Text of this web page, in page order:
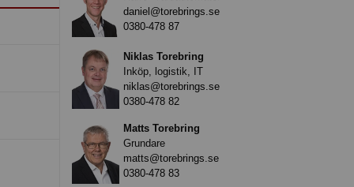
daniel@torebrings.se
0380-478 87
Niklas Torebring
Inköp, logistik, IT
niklas@torebrings.se
0380-478 82
Matts Torebring
Grundare
matts@torebrings.se
0380-478 83